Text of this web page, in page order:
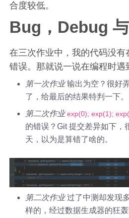
合度较低。
Bug，Debug
在三次作业中，我的代码没
错误。那就说一说在编程时遇
第一次作业输出为空？很好
了，给最后的结果特判一下。
第二次作业 exp(0); exp(1);
的错误？Git 提交差异如下，
天，以为是算错了啥的。
第二次作业过了中测却发现
样的，经过数据生成器的狂